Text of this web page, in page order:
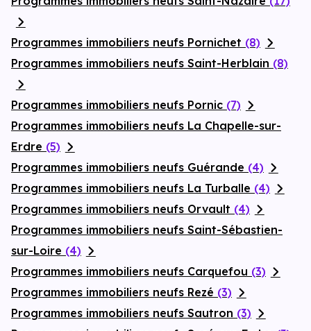
Programmes immobiliers neufs Pornichet (8)
Programmes immobiliers neufs Saint-Herblain (8)
Programmes immobiliers neufs Pornic (7)
Programmes immobiliers neufs La Chapelle-sur-
Erdre (5)
Programmes immobiliers neufs Guérande (4)
Programmes immobiliers neufs La Turballe (4)
Programmes immobiliers neufs Orvault (4)
Programmes immobiliers neufs Saint-Sébastien-
sur-Loire (4)
Programmes immobiliers neufs Carquefou (3)
Programmes immobiliers neufs Rezé (3)
Programmes immobiliers neufs Sautron (3)